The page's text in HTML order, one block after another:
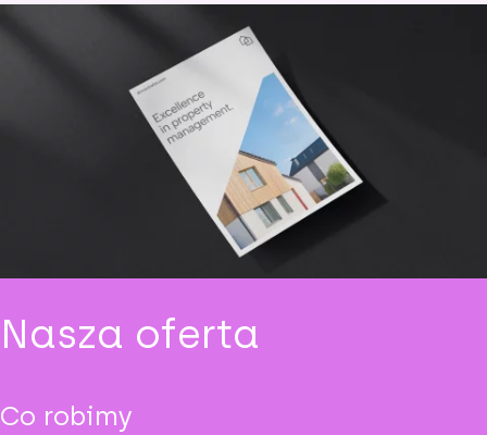
Nasza oferta
Co robimy